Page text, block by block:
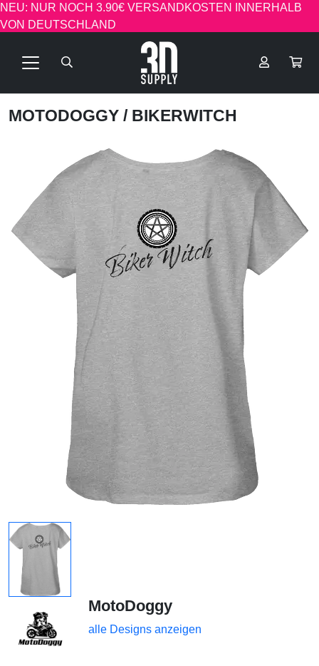
NEU: NUR NOCH 3.90€ VERSANDKOSTEN INNERHALB
VON DEUTSCHLAND
MOTODOGGY / BIKERWITCH
MotoDoggy
alle Designs anzeigen